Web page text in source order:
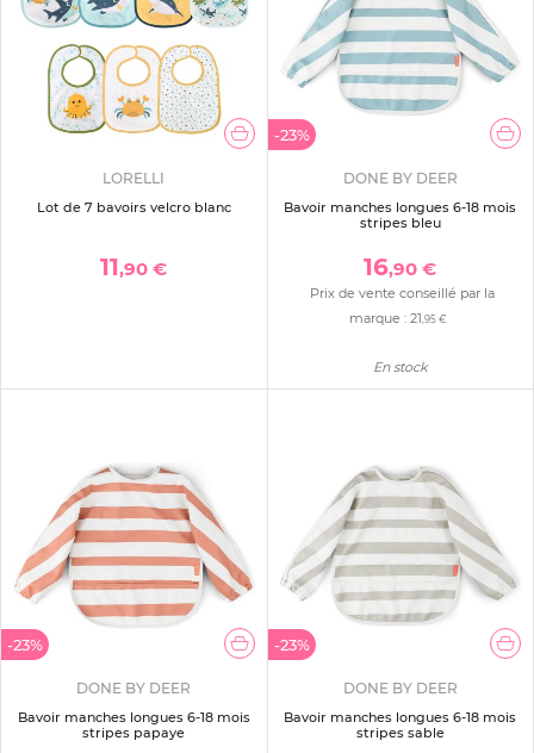
LORELLI
Lot de 7 bavoirs velcro blanc
11,90 €
-23%
DONE BY DEER
Bavoir manches longues 6-18 mois
stripes bleu
16,90 €
Prix de vente conseillé par la
marque : 21 ,95 €
En stock
-23%
DONE BY DEER
Bavoir manches longues 6-18 mois
stripes papaye
-23%
DONE BY DEER
Bavoir manches longues 6-18 mois
stripes sable